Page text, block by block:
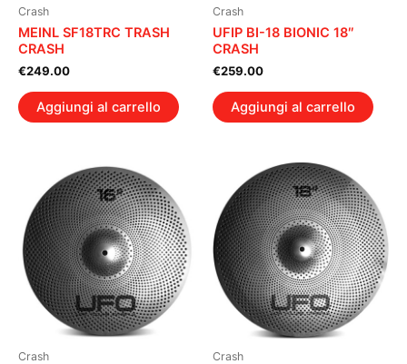
Crash
MEINL SF18TRC TRASH
CRASH
€249.00
Aggiungi al carrello
Crash
UFIP BI-18 BIONIC 18″
CRASH
€259.00
Aggiungi al carrello
Crash Crash